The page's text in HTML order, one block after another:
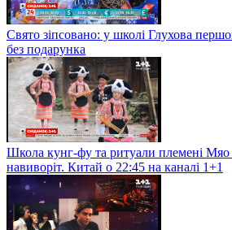
Свято зіпсовано: у школі Глухова
без подарунка
Школа кунг-фу та ритуали племені
навиворіт. Китай о 22:45 на каналі 1+1